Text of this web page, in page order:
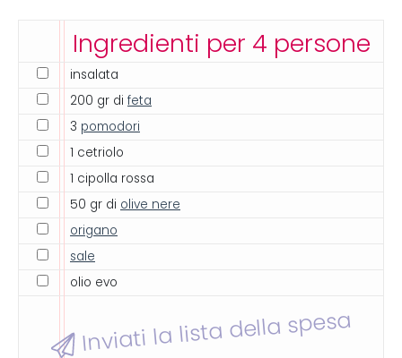
Ingredienti per 4 persone
insalata
200 gr di feta
3 pomodori
1 cetriolo
1 cipolla rossa
50 gr di olive nere
origano
sale
olio evo
Inviati la lista della spesa